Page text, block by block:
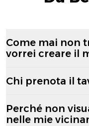
Come mai non
vorrei creare il
Chi prenota il
Perché non
nelle mie